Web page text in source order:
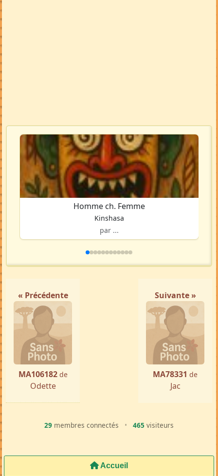
Homme ch. Femme
Kinshasa
par ...
« Précédente
MA106182 de
Odette
Suivante »
MA78331 de
Jac
29 membres connectés • 465 visiteurs
Accueil